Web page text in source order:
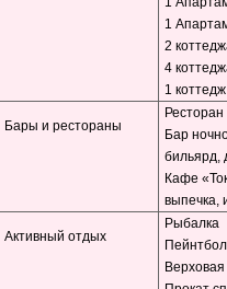
1
2
4
1
Бары и рестораны
Бар
бильярд,
Кафе
выпечка,
Активный отдых
Рыбалка
Пейнтбол